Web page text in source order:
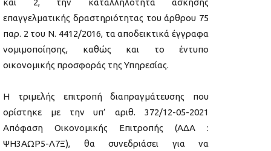
και 2, την καταλληλότητα άσκησης
επαγγελματικής δραστηριότητας του άρθρου 75
παρ. 2 του Ν. 4412/2016, τα αποδεικτικά έγγραφα
νομιμοποίησης, καθώς και το έντυπο
οικονομικής προσφοράς της Υπηρεσίας.
Η τριμελής επιτροπή διαπραγμάτευσης που
ορίστηκε με την υπ’ αριθ. 372/12-05-2021
Απόφαση Οικονομικής Επιτροπής (ΑΔΑ :
ΨΗ3ΑΩΡ5-Λ7Ξ), θα συνεδριάσει για να